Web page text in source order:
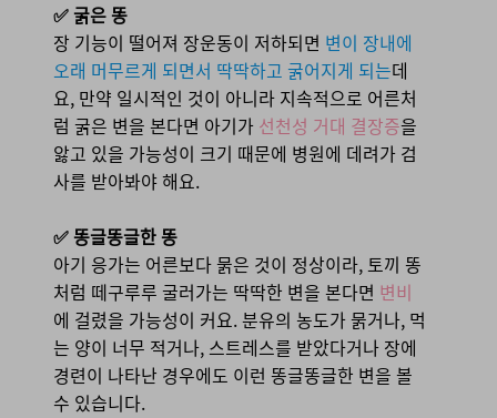
✅ 굵은 똥
장 기능이 떨어져 장운동이 저하되면 변이 장내에
오래 머무르게 되면서 딱딱하고 굵어지게 되는데
요, 만약 일시적인 것이 아니라 지속적으로 어른처
럼 굵은 변을 본다면 아기가 선천성 거대 결장증을
앓고 있을 가능성이 크기 때문에 병원에 데려가 검
사를 받아봐야 해요.
✅ 똥글똥글한 똥
아기 응가는 어른보다 묽은 것이 정상이라, 토끼 똥
처럼 떼구루루 굴러가는 딱딱한 변을 본다면 변비
에 걸렸을 가능성이 커요. 분유의 농도가 묽거나, 먹
는 양이 너무 적거나, 스트레스를 받았다거나 장에
경련이 나타난 경우에도 이런 똥글똥글한 변을 볼
수 있습니다.